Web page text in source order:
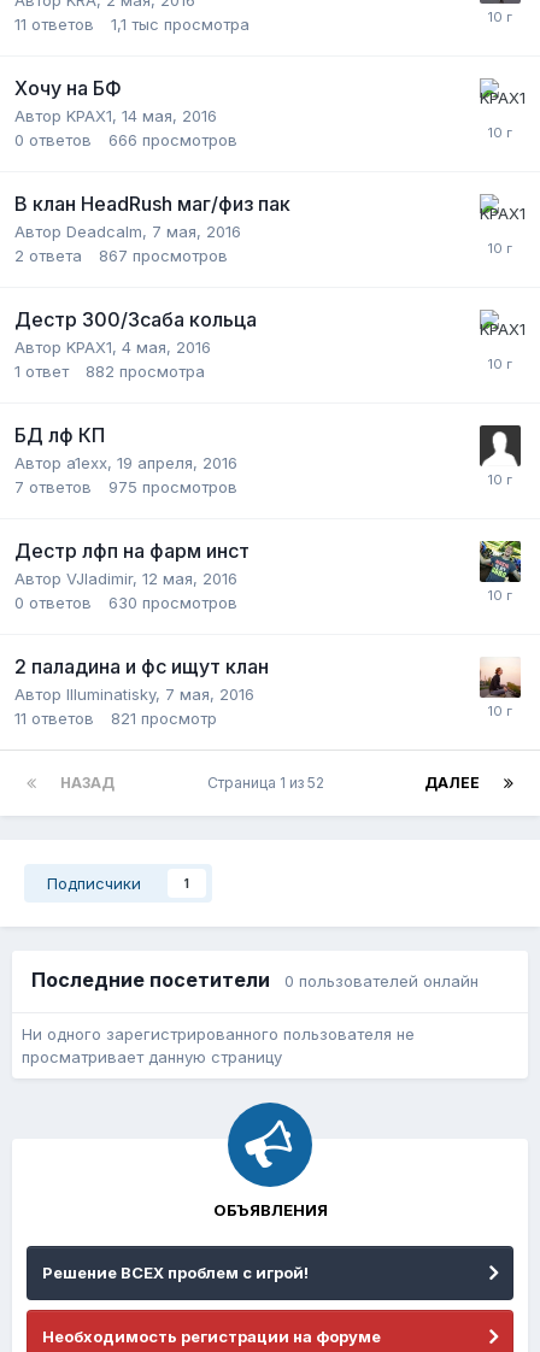
11 ответов 1,1 тыс просмотра
Хочу на БФ
Автор KPAX1, 14 мая, 2016
0 ответов 666 просмотров
В клан HeadRush маг/физ пак
Автор Deadcalm, 7 мая, 2016
2 ответа 867 просмотров
Дестр 300/3саба кольца
Автор KPAX1, 4 мая, 2016
1 ответ 882 просмотра
БД лф КП
Автор a1exx, 19 апреля, 2016
7 ответов 975 просмотров
Дестр лфп на фарм инст
Автор VJladimir, 12 мая, 2016
0 ответов 630 просмотров
2 паладина и фс ищут клан
Автор Illuminatisky, 7 мая, 2016
11 ответов 821 просмотр
НАЗАД ДАЛЕЕ
Страница 1 из 52
Подписчики 1
Последние посетители 0 пользователей онлайн
Ни одного зарегистрированного пользователя не
просматривает данную страницу
ОБЪЯВЛЕНИЯ
Решение ВСЕХ проблем с игрой!
Необходимость регистрации на форуме